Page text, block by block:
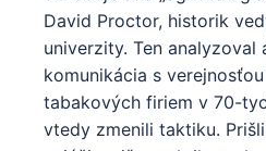
David Proctor, historik
univerzity. Ten analyzoval
komunikácia s
tabakových firiem v 70-
vtedy zmenili taktiku.